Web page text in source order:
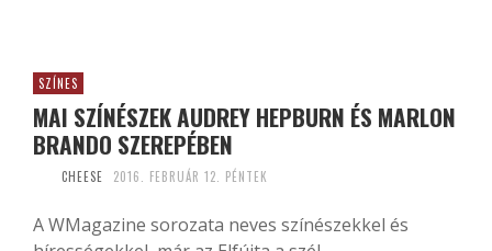
SZÍNES
MAI SZÍNÉSZEK AUDREY HEPBURN ÉS MARLON
BRANDO SZEREPÉBEN
CHEESE 2016. FEBRUÁR 12. PÉNTEK
A WMagazine sorozata neves színészekkel és